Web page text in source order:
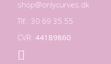
shop@onlycurves.dk
Tlf.: 30 69 35 55
CVR: 44189860
